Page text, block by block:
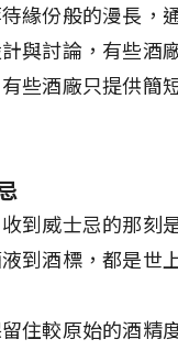
緣份般的漫長，
與討論，有些酒
些酒廠只提供簡
到威士忌的那刻
到酒標，都是世
住較原始的酒精